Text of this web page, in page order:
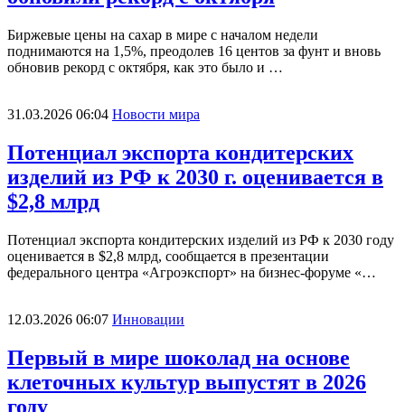
Биржевые цены на сахар в мире с началом недели
поднимаются на 1,5%, преодолев 16 центов за фунт и вновь
обновив рекорд с октября, как это было и …
31.03.2026 06:04 Новости мира
Потенциал экспорта кондитерских
изделий из РФ к 2030 г. оценивается в
$2,8 млрд
Потенциал экспорта кондитерских изделий из РФ к 2030 году
оценивается в $2,8 млрд, сообщается в презентации
федерального центра «Агроэкспорт» на бизнес-форуме «…
12.03.2026 06:07 Инновации
Первый в мире шоколад на основе
клеточных культур выпустят в 2026
году